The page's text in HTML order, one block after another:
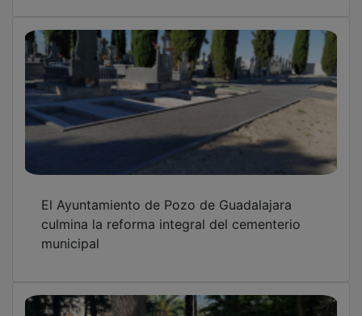
El Ayuntamiento de Guadalajara amplía su
red de cardioprotección con 19 nuevos
OTRAS NOTICIAS